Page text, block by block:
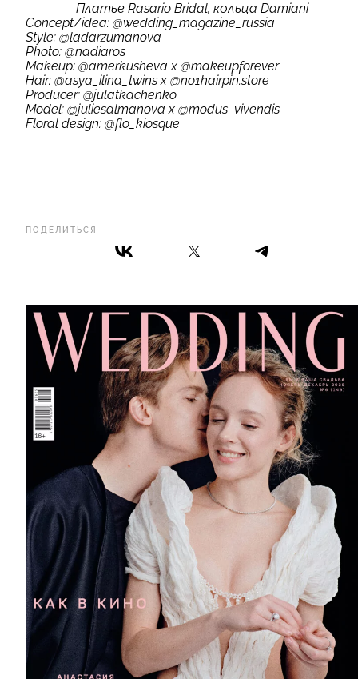
ПОДЕЛИТЬСЯ
Платье Rasario Bridal, кольца Damiani
Concept/idea: @wedding magazine russia
Style: @ladarzumanova
Photo: @nadiaros
Makeup: @amerkusheva х @makeupforever
Hair: @asya ilina twins х @no1hairpin.store
Producer: @julatkachenko
Model: @juliesalmanova х @modus vivendis
Floral design: @flo kiosque